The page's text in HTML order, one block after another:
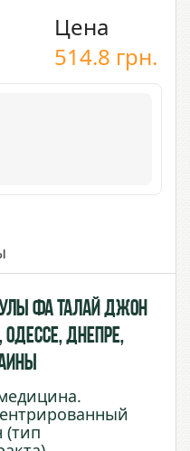
Цена
514.8 грн.
Фа Талай Джон
Одессе, Днепре,
(тип